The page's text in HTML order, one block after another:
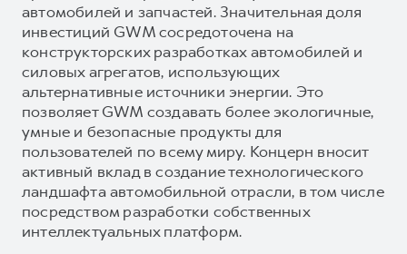
автомобилей и запчастей. Значительная доля
инвестиций GWM сосредоточена на
конструкторских разработках автомобилей и
силовых агрегатов, использующих
альтернативные источники энергии. Это
позволяет GWM создавать более экологичные,
умные и безопасные продукты для
пользователей по всему миру. Концерн вносит
активный вклад в создание технологического
ландшафта автомобильной отрасли, в том числе
посредством разработки собственных
интеллектуальных платформ.